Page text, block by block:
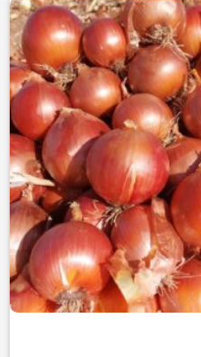
افزودن
به
علاقه
مندی
ها
+